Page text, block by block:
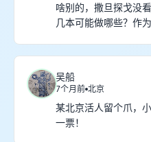
啥别的，撒旦探戈没
几本可能做哪些？作
吴船
7个月前 北京
某北京活人留个爪，
一票！